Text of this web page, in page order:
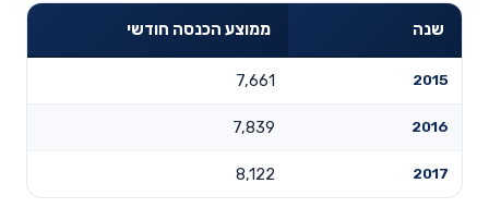
שנה ממוצע הכנסה חודשי
2015
7,661
2016
7,839
2017
8,122